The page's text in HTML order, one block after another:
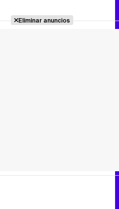
Eliminar anuncios